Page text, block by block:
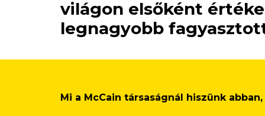
világon elsőként
legnagyobb
Mi a McCain társaságnál hiszünk